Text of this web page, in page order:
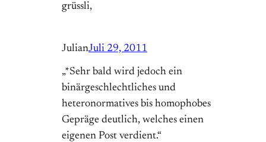
grüssli,
JulianJuli 29, 2011
„*Sehr bald wird jedoch ein
binärgeschlechtliches und
heteronormatives bis homophobes
Gepräge deutlich, welches einen
eigenen Post verdient.“